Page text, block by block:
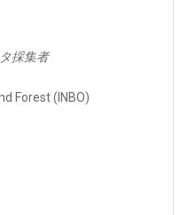
採集者
Forest (INBO)